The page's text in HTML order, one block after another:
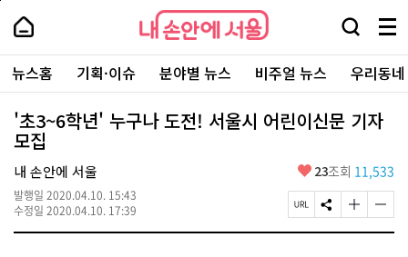
본
로
가
내
손
안
에
서
울
-
서
울
시
대
표
소
통
포
내
손
에
울
검
창
열
기
메
뉴
전
체
보
주
요
서
뉴스홈 기획·이슈 분야별 뉴스 비주얼 뉴스 우리동
'초3~6학년' 누구나 도전! 서울시 어린이신문 기자
모집
내 손안에 서울
발행일 2020.04.10. 15:43
수정일 2020.04.10. 17:39
좋
요
23조회 11,533
페
이
S
N
글
자
글
자
페
상
단
로